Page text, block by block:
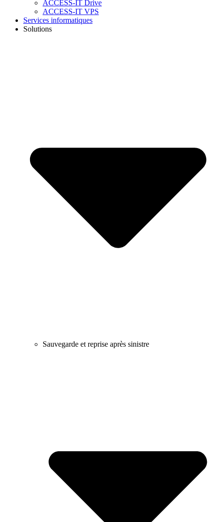
ACCESS-IT Drive
ACCESS-IT VPS
Services informatiques
Solutions
Sauvegarde et reprise après sinistre